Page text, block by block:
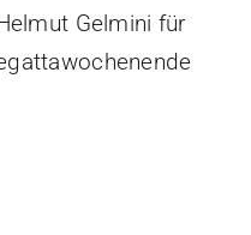
Gelmini für